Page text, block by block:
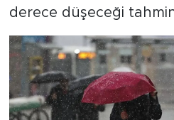
derece düşeceği